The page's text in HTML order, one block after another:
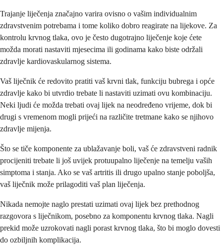
Trajanje liječenja značajno varira ovisno o vašim individualnim
zdravstvenim potrebama i tome koliko dobro reagirate na lijekove. Za
kontrolu krvnog tlaka, ovo je često dugotrajno liječenje koje ćete
možda morati nastaviti mjesecima ili godinama kako biste održali
zdravlje kardiovaskularnog sistema.
Vaš liječnik će redovito pratiti vaš krvni tlak, funkciju bubrega i opće
zdravlje kako bi utvrdio trebate li nastaviti uzimati ovu kombinaciju.
Neki ljudi će možda trebati ovaj lijek na neodređeno vrijeme, dok bi
drugi s vremenom mogli prijeći na različite tretmane kako se njihovo
zdravlje mijenja.
Što se tiče komponente za ublažavanje boli, vaš će zdravstveni radnik
procijeniti trebate li još uvijek protuupalno liječenje na temelju vaših
simptoma i stanja. Ako se vaš artritis ili drugo upalno stanje poboljša,
vaš liječnik može prilagoditi vaš plan liječenja.
Nikada nemojte naglo prestati uzimati ovaj lijek bez prethodnog
razgovora s liječnikom, posebno za komponentu krvnog tlaka. Nagli
prekid može uzrokovati nagli porast krvnog tlaka, što bi moglo dovesti
do ozbiljnih komplikacija.